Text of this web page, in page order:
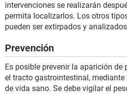
intervenciones se realizarán
permita localizarlos. Los otros
pueden ser extirpados y
Prevención
Es posible prevenir la aparición de
el tracto gastrointestinal,
de vida sano. Se debe vigilar el